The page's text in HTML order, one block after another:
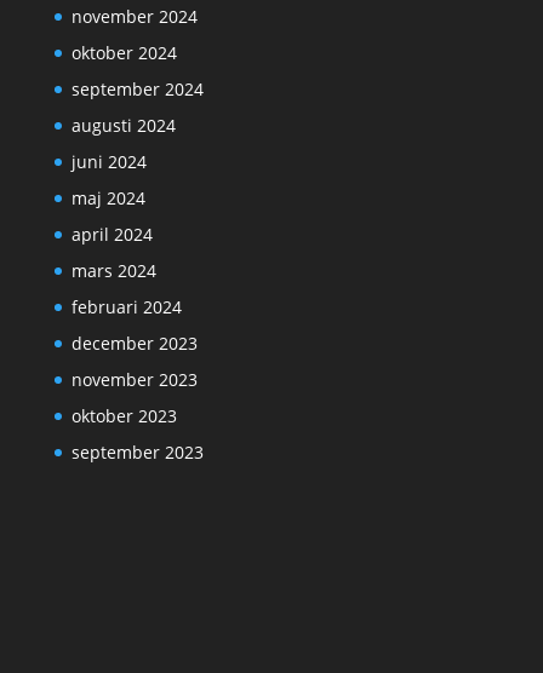
november 2024
oktober 2024
september 2024
augusti 2024
juni 2024
maj 2024
april 2024
mars 2024
februari 2024
december 2023
november 2023
oktober 2023
september 2023